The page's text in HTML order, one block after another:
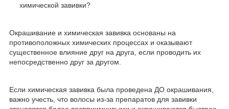
химической завивки?
Окрашивание и химическая завивка основаны на
противоположных химических процессах и оказывают
существенное влияние друг на друга, если проводить их
непосредственно друг за другом.
Если химическая завивка была проведена ДО окрашивания,
важно учесть, что волосы из-за препаратов для завивки